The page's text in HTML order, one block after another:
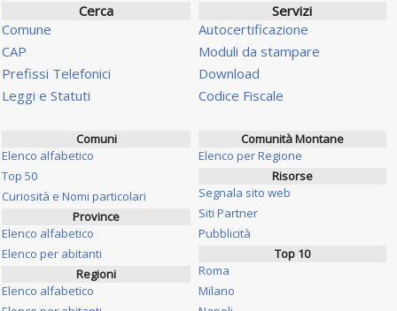
Cerca
Comune
CAP
Prefissi Telefonici
Leggi e Statuti
Servizi
Autocertificazione
Moduli da stampare
Download
Codice Fiscale
Comuni
Elenco alfabetico
Top 50
Curiosità e Nomi particolari
Province
Elenco alfabetico
Elenco per abitanti
Regioni
Elenco alfabetico
Comunità Montane
Elenco per Regione
Risorse
Segnala sito web
Siti Partner
Pubblicità
Top 10
Roma
Milano